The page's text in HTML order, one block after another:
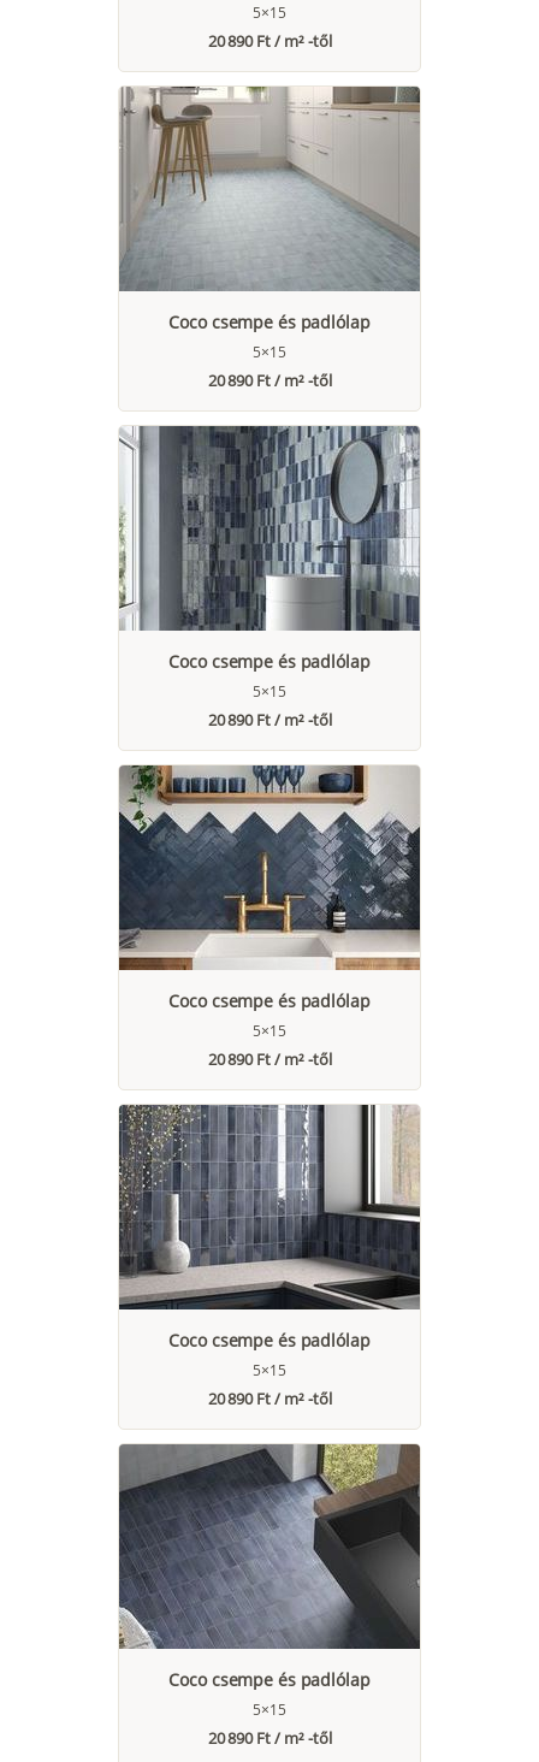
5×15
20 890 Ft / m² -től
Coco csempe és padlólap
5×15
20 890 Ft / m² -től
Coco csempe és padlólap
5×15
20 890 Ft / m² -től
Coco csempe és padlólap
5×15
20 890 Ft / m² -től
Coco csempe és padlólap
5×15
20 890 Ft / m² -től
Coco csempe és padlólap
5×15
20 890 Ft / m² -től